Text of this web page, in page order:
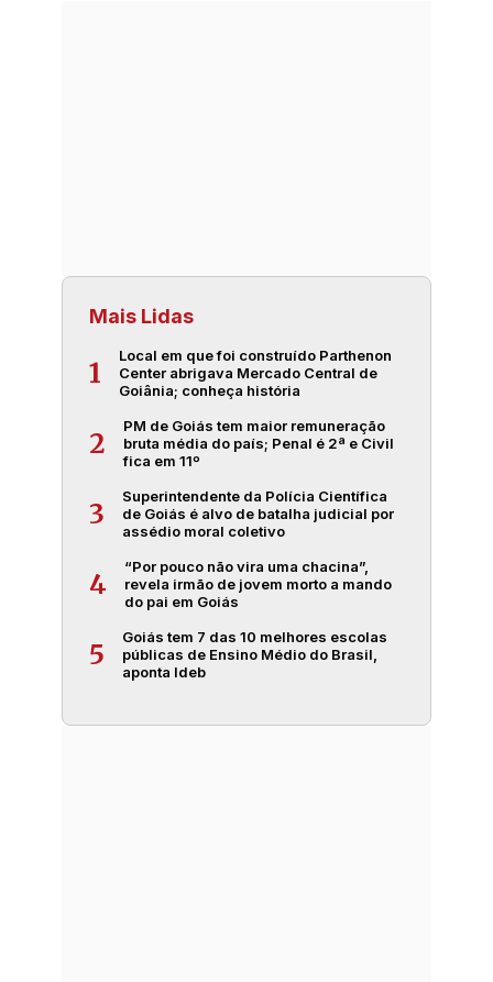
Mais Lidas
1
Local em que foi construído Parthenon
Center abrigava Mercado Central de
Goiânia; conheça história
2
PM de Goiás tem maior remuneração
bruta média do país; Penal é 2ª e Civil
fica em 11º
3
Superintendente da Polícia Científica
de Goiás é alvo de batalha judicial por
assédio moral coletivo
4
“Por pouco não vira uma chacina”,
revela irmão de jovem morto a mando
do pai em Goiás
5
Goiás tem 7 das 10 melhores escolas
públicas de Ensino Médio do Brasil,
aponta Ideb